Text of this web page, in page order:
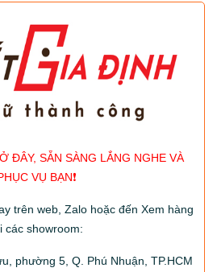
ĐÂY, SẴN SÀNG LẮNG NGHE VÀ
VỤ BẠN❗️
trên web, Zalo hoặc đến Xem hàng
các showroom:
phường 5, Q. Phú Nhuận, TP.HCM